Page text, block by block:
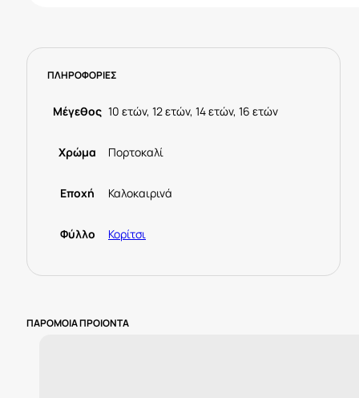
ΠΛΗΡΟΦΟΡΙΕΣ
Μέγεθος 10 ετών, 12 ετών, 14 ετών, 16 ετών
Χρώμα Πορτοκαλί
Εποχή Καλοκαιρινά
Φύλλο Κορίτσι
ΠΑΡΟΜΟΙΑ ΠΡΟΙΟΝΤΑ